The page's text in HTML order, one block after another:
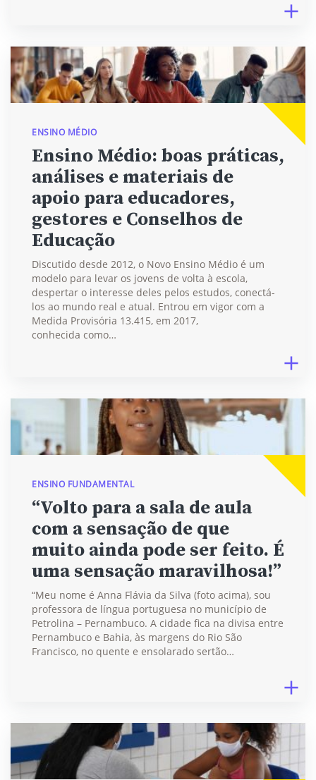
ENSINO MÉDIO
Ensino Médio: boas práticas,
análises e materiais de
apoio para educadores,
gestores e Conselhos de
Educação
Discutido desde 2012, o Novo Ensino Médio é um
modelo para levar os jovens de volta à escola,
despertar o interesse deles pelos estudos, conectá-
los ao mundo real e atual. Entrou em vigor com a
Medida Provisória 13.415, em 2017,
conhecida como…
ENSINO FUNDAMENTAL
“Volto para a sala de aula
com a sensação de que
muito ainda pode ser feito. É
uma sensação maravilhosa!”
“Meu nome é Anna Flávia da Silva (foto acima), sou
professora de língua portuguesa no município de
Petrolina – Pernambuco. A cidade fica na divisa entre
Pernambuco e Bahia, às margens do Rio São
Francisco, no quente e ensolarado sertão…